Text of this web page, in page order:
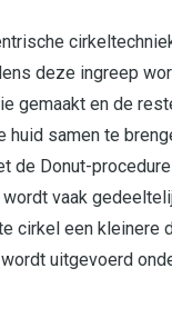
deze ingreep
gemaakt en de
samen te
de Donut-
vaak
cirkel een
uitgevoerd